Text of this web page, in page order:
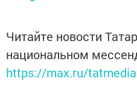
Читайте новости
национальном
https://max.ru/tatmedia